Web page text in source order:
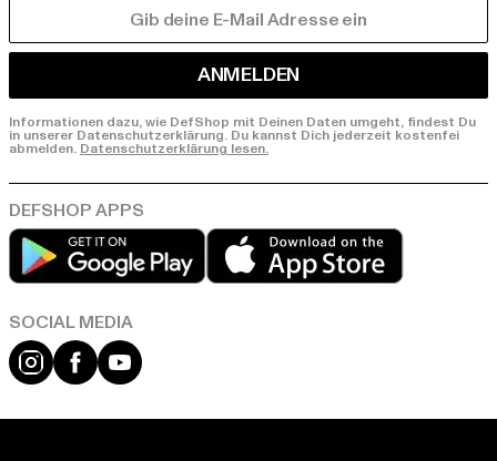
ANMELDEN
Informationen dazu, wie DefShop mit Deinen Daten umgeht, findest Du
in unserer Datenschutzerklärung. Du kannst Dich jederzeit kostenfei
abmelden. Datenschutzerklärung lesen.
Play market
App store
Instagram
FacebookYouTube